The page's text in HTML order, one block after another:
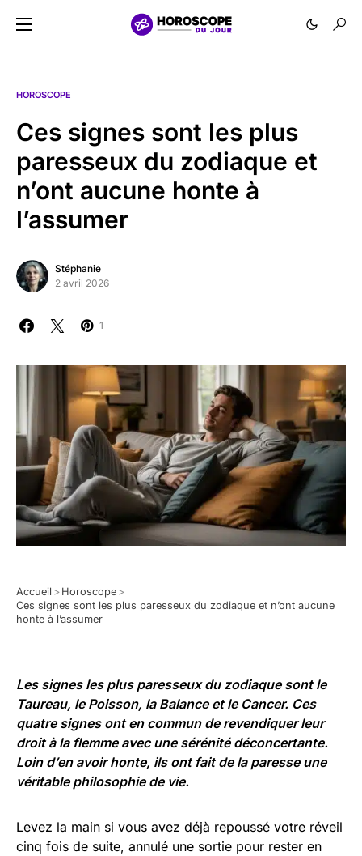
HOROSCOPE
Ces signes sont les plus
paresseux du zodiaque et
n’ont aucune honte à
l’assumer
Stéphanie
2 avril 2026
1
Accueil > Horoscope >
Ces signes sont les plus paresseux du zodiaque et n’ont aucune
honte à l’assumer
Les signes les plus paresseux du zodiaque sont le
Taureau, le Poisson, la Balance et le Cancer. Ces
quatre signes ont en commun de revendiquer leur
droit à la flemme avec une sérénité déconcertante.
Loin d’en avoir honte, ils ont fait de la paresse une
véritable philosophie de vie.
Levez la main si vous avez déjà repoussé votre réveil
cinq fois de suite, annulé une sortie pour rester en